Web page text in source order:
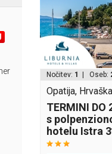
Nočitev: 1 | Oseb:
Opatija, Hrvaška
TERMINI DO
s
hotelu Istra